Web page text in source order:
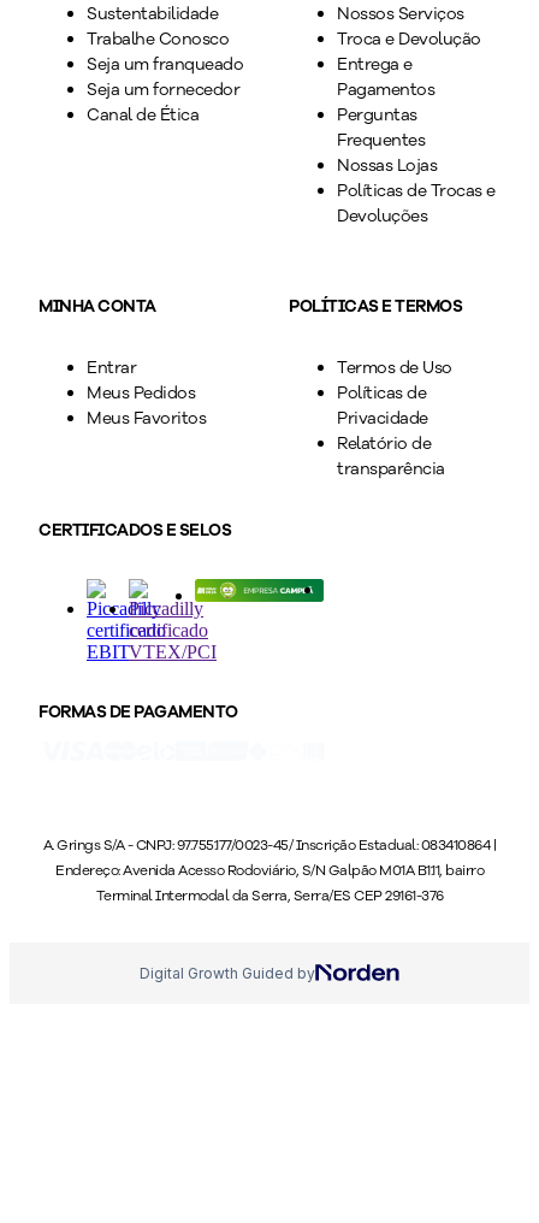
Sustentabilidade
Trabalhe Conosco
Seja um franqueado
Seja um fornecedor
Canal de Ética
Nossos Serviços
Troca e Devolução
Entrega e
Pagamentos
Perguntas
Frequentes
Nossas Lojas
Políticas de Trocas e
Devoluções
MINHA CONTA
Entrar
Meus Pedidos
Meus Favoritos
POLÍTICAS E TERMOS
Termos de Uso
Políticas de
Privacidade
Relatório de
transparência
CERTIFICADOS E SELOS
FORMAS DE PAGAMENTO
A. Grings S/A - CNPJ: 97.755.177/0023-45/ Inscrição Estadual: 083410864 |
Endereço: Avenida Acesso Rodoviário, S/N Galpão M01A B1.11, bairro
Terminal Intermodal da Serra, Serra/ES CEP 29161-376
Digital Growth Guided by